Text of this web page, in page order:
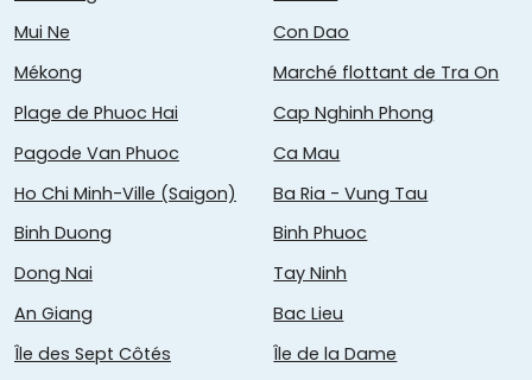
Mui Ne
Con Dao
Mékong
Marché flottant de Tra On
Plage de Phuoc Hai
Cap Nghinh Phong
Pagode Van Phuoc
Ca Mau
Ho Chi Minh-Ville (Saigon)
Ba Ria - Vung Tau
Binh Duong
Binh Phuoc
Dong Nai
Tay Ninh
An Giang
Bac Lieu
Île des Sept Côtés
Île de la Dame